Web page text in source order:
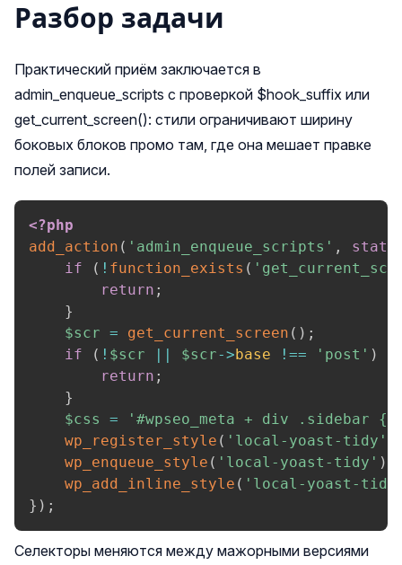
Разбор задачи
Практический приём заключается в
admin_enqueue_scripts с проверкой $hook_suffix или
get_current_screen(): стили ограничивают ширину
боковых блоков промо там, где она мешает правке
полей записи.
<?php
add_action ( 'admin_enqueue_scripts' ,
if
( ! function_exists (
return ;
}
$scr = get_current_screen ( ) ;
if
( ! $scr || $scr->base !== 'post' )
return ;
}
$css
=
'#wpseo_meta + div .sidebar
wp_register_style ( 'local-yoast-tidy'
wp_enqueue_style ( 'local-yoast-tidy' )
wp_add_inline_style ( 'local-yoast-
} ) ;
Селекторы меняются между мажорными версиями